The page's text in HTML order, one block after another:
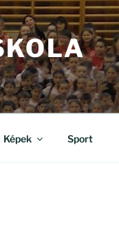
Képek Sport